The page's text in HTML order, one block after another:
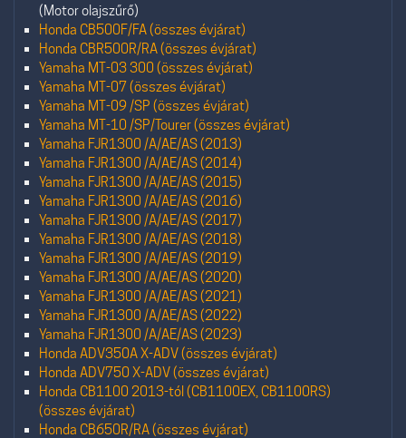
(Motor olajszűrő)
Honda CB500F/FA (összes évjárat)
Honda CBR500R/RA (összes évjárat)
Yamaha MT-03 300 (összes évjárat)
Yamaha MT-07 (összes évjárat)
Yamaha MT-09 /SP (összes évjárat)
Yamaha MT-10 /SP/Tourer (összes évjárat)
Yamaha FJR1300 /A/AE/AS (2013)
Yamaha FJR1300 /A/AE/AS (2014)
Yamaha FJR1300 /A/AE/AS (2015)
Yamaha FJR1300 /A/AE/AS (2016)
Yamaha FJR1300 /A/AE/AS (2017)
Yamaha FJR1300 /A/AE/AS (2018)
Yamaha FJR1300 /A/AE/AS (2019)
Yamaha FJR1300 /A/AE/AS (2020)
Yamaha FJR1300 /A/AE/AS (2021)
Yamaha FJR1300 /A/AE/AS (2022)
Yamaha FJR1300 /A/AE/AS (2023)
Honda ADV350A X-ADV (összes évjárat)
Honda ADV750 X-ADV (összes évjárat)
Honda CB1100 2013-tól (CB1100EX, CB1100RS)
(összes évjárat)
Honda CB650R/RA (összes évjárat)